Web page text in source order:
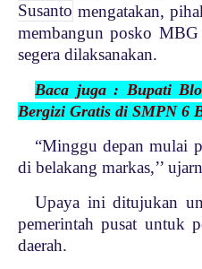
Susanto mengatakan,
membangun posko
segera dilaksanakan.
Baca juga : Bupati
Bergizi Gratis di SMPN 6
“Minggu depan mulai
di belakang markas,’’
Upaya ini ditujukan
pemerintah pusat untuk
daerah.